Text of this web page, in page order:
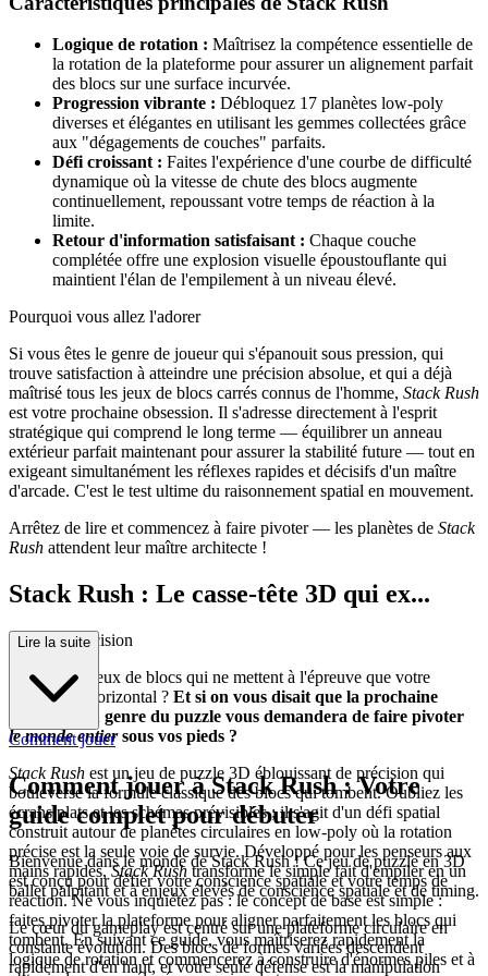
Logique de rotation : Maîtrisez la compétence essentielle de
la rotation de la plateforme pour assurer un alignement parfait
des blocs sur une surface incurvée.
Progression vibrante : Débloquez 17 planètes low-poly
diverses et élégantes en utilisant les gemmes collectées grâce
aux "dégagements de couches" parfaits.
Défi croissant : Faites l'expérience d'une courbe de difficulté
dynamique où la vitesse de chute des blocs augmente
continuellement, repoussant votre temps de réaction à la
limite.
Retour d'information satisfaisant : Chaque couche
complétée offre une explosion visuelle époustouflante qui
maintient l'élan de l'empilement à un niveau élevé.
Pourquoi vous allez l'adorer
Si vous êtes le genre de joueur qui s'épanouit sous pression, qui
trouve satisfaction à atteindre une précision absolue, et qui a déjà
maîtrisé tous les jeux de blocs carrés connus de l'homme, Stack Rush
est votre prochaine obsession. Il s'adresse directement à l'esprit
stratégique qui comprend le long terme — équilibrer un anneau
extérieur parfait maintenant pour assurer la stabilité future — tout en
exigeant simultanément les réflexes rapides et décisifs d'un maître
d'arcade. C'est le test ultime du raisonnement spatial en mouvement.
Arrêtez de lire et commencez à faire pivoter — les planètes de Stack
Rush attendent leur maître architecte !
Stack Rush : Le casse-tête 3D qui ex...
ige de la précision
Fatigué des jeux de blocs qui ne mettent à l'épreuve que votre
alignement horizontal ? Et si on vous disait que la prochaine
évolution du genre du puzzle vous demandera de faire pivoter
le monde entiersous vos pieds ?
Stack Rush est un jeu de puzzle 3D éblouissant de précision qui
bouleverse la formule classique des blocs qui tombent. Oubliez les
écrans plats et les schémas prévisibles ; il s'agit d'un défi spatial
construit autour de planètes circulaires en low-poly où la rotation
précise est la seule voie de survie. Développé pour les penseurs aux
mains rapides,Stack Rushtransforme le simple fait d'empiler en un
ballet palpitant et à enjeux élevés de conscience spatiale et de timing.
Le cœur du gameplay est centré sur une plateforme circulaire en
constante évolution. Des blocs de formes variées descendent
rapidement d'en haut, et votre seule défense est la manipulation
Lire la suite
Comment jouer
Comment jouer à Stack Rush : Votre
guide complet pour débuter
Bienvenue dans le monde de Stack Rush ! Ce jeu de puzzle en 3D
est conçu pour défier votre conscience spatiale et votre temps de
réaction. Ne vous inquiétez pas : le concept de base est simple :
faites pivoter la plateforme pour aligner parfaitement les blocs qui
tombent. En suivant ce guide, vous maîtriserez rapidement la
logique de rotation et commencerez à construire d'énormes piles et à